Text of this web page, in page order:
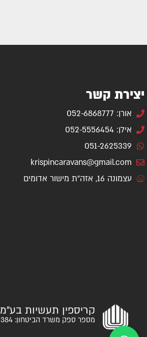
יצירת קשר
אורן: 052-6868777
אילן: 052-5556454
051-2625339
krispincaravans@gmail.com
עצמונה 16, אזה"ת מישור אדומים
קריספין תעשיות בע"מ
מספר ספק משרד הביטחון: 0011030384